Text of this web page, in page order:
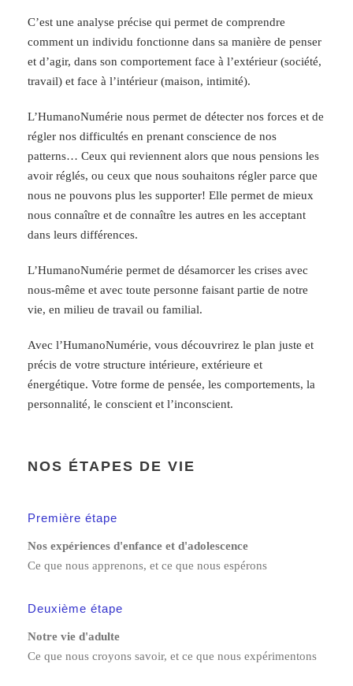
C’est une analyse précise qui permet de comprendre
comment un individu fonctionne dans sa manière de penser
et d’agir, dans son comportement face à l’extérieur (société,
travail) et face à l’intérieur (maison, intimité).
L’HumanoNumérie nous permet de détecter nos forces et de
régler nos difficultés en prenant conscience de nos
patterns… Ceux qui reviennent alors que nous pensions les
avoir réglés, ou ceux que nous souhaitons régler parce que
nous ne pouvons plus les supporter! Elle permet de mieux
nous connaître et de connaître les autres en les acceptant
dans leurs différences.
L’HumanoNumérie permet de désamorcer les crises avec
nous-même et avec toute personne faisant partie de notre
vie, en milieu de travail ou familial.
Avec l’HumanoNumérie, vous découvrirez le plan juste et
précis de votre structure intérieure, extérieure et
énergétique. Votre forme de pensée, les comportements, la
personnalité, le conscient et l’inconscient.
NOS ÉTAPES DE VIE
Première étape
Nos expériences d'enfance et d'adolescence
Ce que nous apprenons, et ce que nous espérons
Deuxième étape
Notre vie d'adulte
Ce que nous croyons savoir, et ce que nous expérimentons